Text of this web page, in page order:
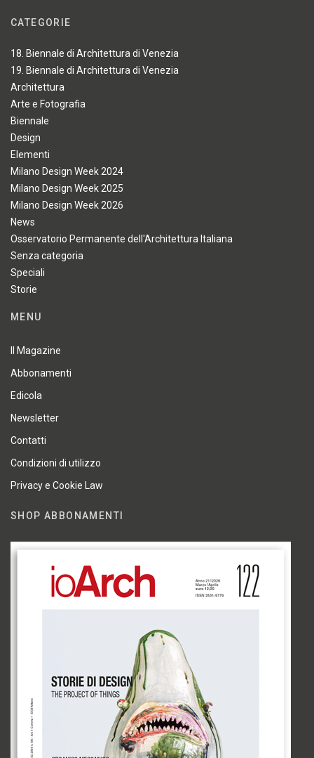
CATEGORIE
18. Biennale di Architettura di Venezia
19. Biennale di Architettura di Venezia
Architettura
Arte e Fotografia
Biennale
Design
Elementi
Milano Design Week 2024
Milano Design Week 2025
Milano Design Week 2026
News
Osservatorio Permanente dell'Architettura Italiana
Senza categoria
Speciali
Storie
MENU
Il Magazine
Abbonamenti
Edicola
Newsletter
Contatti
Condizioni di utilizzo
Privacy e Cookie Law
SHOP ABBONAMENTI